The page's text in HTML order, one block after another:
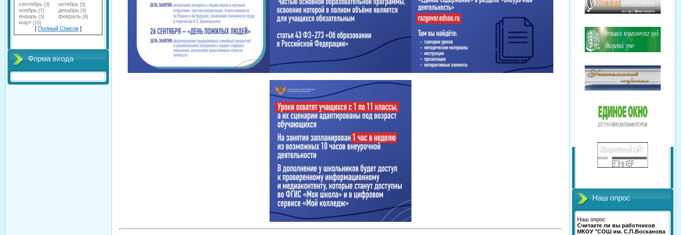
сентябрь [3] октябрь [5]
ноябрь [7] декабрь [5]
январь [3] февраль [8]
март [15]
[ Полный Список ]
Форма входа
Наш опрос
Наш опрос
Считаете ли вы работников
МКОУ "СОШ им. С.П.Восканова